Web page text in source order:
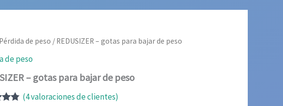
Pérdida de peso / REDUSIZER – gotas para bajar de peso
de peso
– gotas para bajar de peso
(4valoraciones de clientes)